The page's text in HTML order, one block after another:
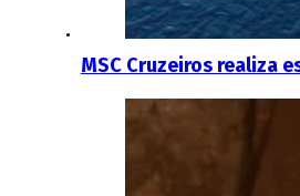
MSC Cruzeiros realiza